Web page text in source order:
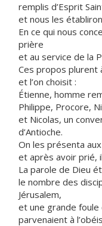
remplis d’Esprit
et nous les
En ce qui nous
prière
et au service de la
Ces propos plurent
et l’on choisit :
Étienne, homme
Philippe, Procore,
et Nicolas, un
d’Antioche.
On les présenta
et après avoir prié,
La parole de Dieu
le nombre des
Jérusalem,
et une grande
parvenaient à